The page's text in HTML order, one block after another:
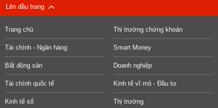
Lên đầu trang
Trang chủ Thị trường chứng khoán
Tài chính - Ngân hàng Smart Money
Bất động sản Doanh nghiệp
Tài chính quốc tế Kinh tế vĩ mô - Đầu tư
Kinh tế số Thị trường